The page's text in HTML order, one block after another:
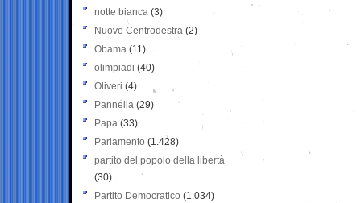
notte bianca (3)
Nuovo Centrodestra (2)
Obama (11)
olimpiadi (40)
Oliveri (4)
Pannella (29)
Papa (33)
Parlamento (1.428)
partito del popolo della libertà
(30)
Partito Democratico (1.034)